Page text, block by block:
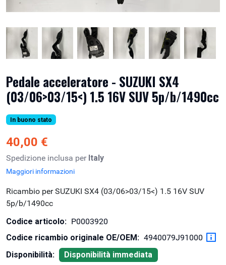
Pedale acceleratore - SUZUKI SX4
(03/06>03/15<) 1.5 16V SUV 5p/b/1490cc
In buono stato
40,00 €
Spedizione inclusa per Italy
Maggiori informazioni
Ricambio per SUZUKI SX4 (03/06>03/15<) 1.5 16V SUV
5p/b/1490cc
Codice articolo: P0003920
Codice ricambio originale OE/OEM: 4940079J91000
Disponibilità:
Disponibilità immediata